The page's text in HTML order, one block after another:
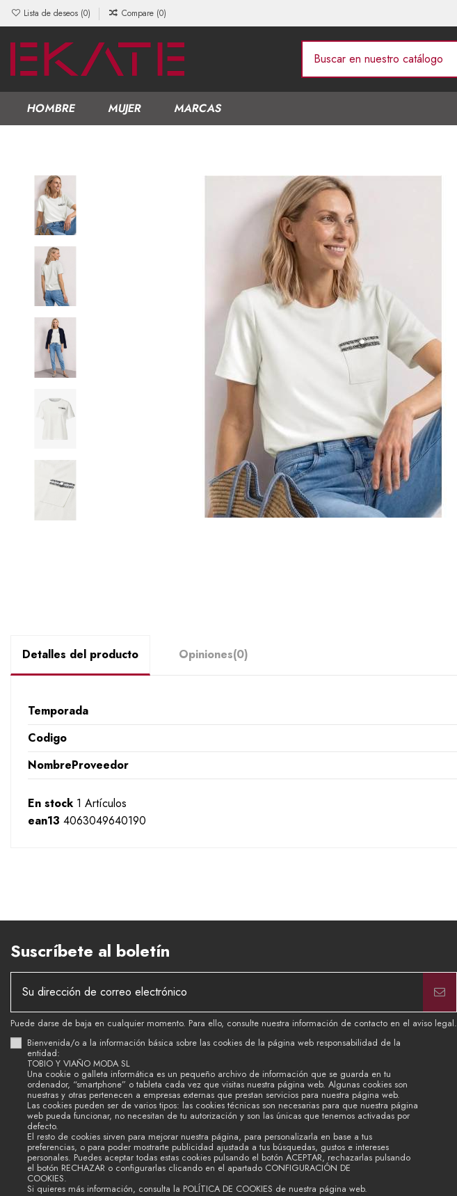
Lista de deseos (0) Compare (0)
HOMBRE MUJER MARCAS
Detalles del producto Opiniones(0)
Temporada
Codigo
NombreProveedor
En stock 1 Artículos
ean13 4063049640190
Suscríbete al boletín
Puede darse de baja en cualquier momento. Para ello, consulte nuestra información de contacto en el aviso legal.
Bienvenida/o a la información básica sobre las cookies de la página web responsabilidad de la
entidad:
TOBIO Y VIAÑO MODA SL
Una cookie o galleta informática es un pequeño archivo de información que se guarda en tu
ordenador, “smartphone” o tableta cada vez que visitas nuestra página web. Algunas cookies son
nuestras y otras pertenecen a empresas externas que prestan servicios para nuestra página web.
Las cookies pueden ser de varios tipos: las cookies técnicas son necesarias para que nuestra página
web pueda funcionar, no necesitan de tu autorización y son las únicas que tenemos activadas por
defecto.
El resto de cookies sirven para mejorar nuestra página, para personalizarla en base a tus
preferencias, o para poder mostrarte publicidad ajustada a tus búsquedas, gustos e intereses
personales. Puedes aceptar todas estas cookies pulsando el botón ACEPTAR, rechazarlas pulsando
el botón RECHAZAR o configurarlas clicando en el apartado CONFIGURACIÓN DE
COOKIES.
Si quieres más información, consulta la POLÍTICA DE COOKIES de nuestra página web.